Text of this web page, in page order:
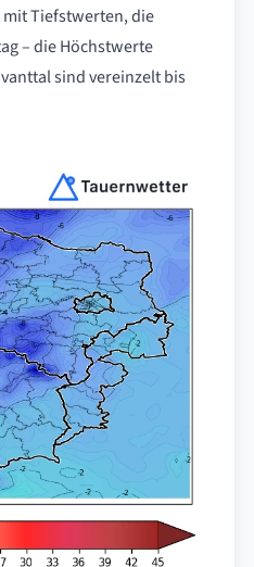
Tiefstwerten, die
– die Höchstwerte
sind vereinzelt bis